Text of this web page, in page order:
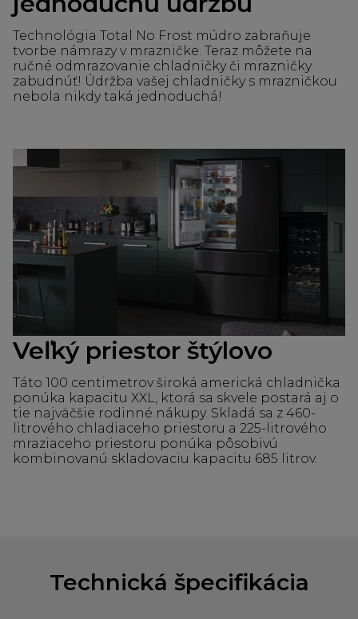
Technológia Total No Frost múdro zabraňuje
tvorbe námrazy v mrazničke. Teraz môžete na
ručné odmrazovanie chladničky či mrazničky
zabudnúť! Údržba vašej chladničky s mrazničkou
nebola nikdy taká jednoduchá!
Veľký priestor štýlovo
Táto 100 centimetrov široká americká chladnička
ponúka kapacitu XXL, ktorá sa skvele postará aj o
tie najväčšie rodinné nákupy. Skladá sa z 460-
litrového chladiaceho priestoru a 225-litrového
mraziaceho priestoru ponúka pôsobivú
kombinovanú skladovaciu kapacitu 685 litrov.
Technická špecifikácia